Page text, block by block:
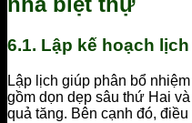
6.1. Lập kế hoạch
Lập lịch giúp phân bổ
gồm dọn dẹp sâu thứ Hai
quả tăng. Bên cạnh đó,